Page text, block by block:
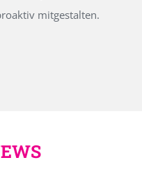
mitgestalten.